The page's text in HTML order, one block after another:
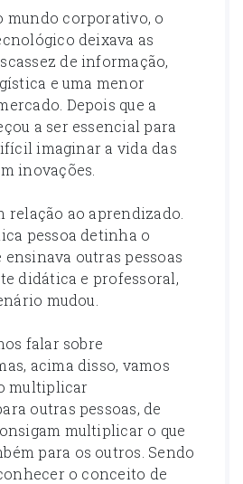
mundo corporativo, o
deixava as
de informação,
e uma menor
Depois que a
a ser essencial para
imaginar a vida das
inovações.
relação ao aprendizado.
pessoa detinha o
outras pessoas
didática e professoral,
mudou.
falar sobre
acima disso, vamos
multiplicar
outras pessoas, de
multiplicar o que
para os outros. Sendo
o conceito de